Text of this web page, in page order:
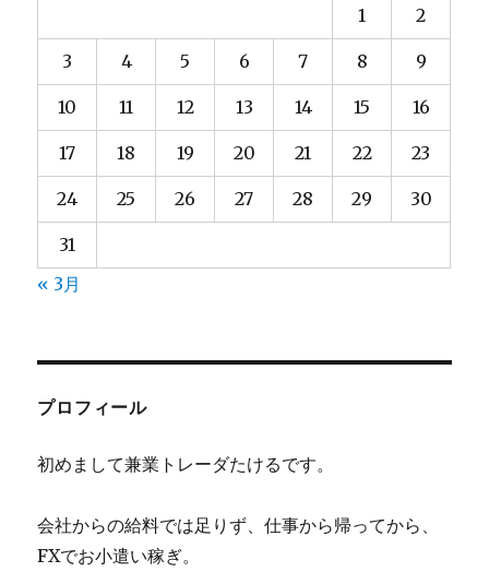
1 2
3 4 5 6 7 8 9
10 11 12 13 14 15 16
17 18 19 20 21 22 23
24 25 26 27 28 29 30
31
« 3月
プロフィール
初めまして兼業トレーダたけるです。
会社からの給料では足りず、仕事から帰ってから、
FXでお小遣い稼ぎ。